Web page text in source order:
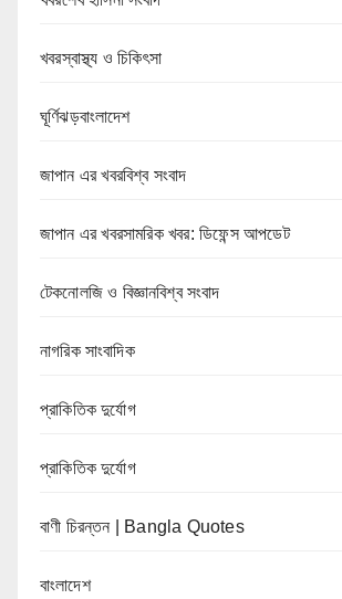
খবরস্বাস্থ্য ও চিকিৎসা
ঘূর্ণিঝড়বাংলাদেশ
জাপান এর খবরবিশ্ব সংবাদ
জাপান এর খবরসামরিক খবর: ডিফেন্স আপডেট
টেকনোলজি ও বিজ্ঞানবিশ্ব সংবাদ
নাগরিক সাংবাদিক
প্রাকিতিক দুর্যোগ
প্রাকিতিক দুর্যোগ
বাণী চিরন্তন | Bangla Quotes
বাংলাদেশ